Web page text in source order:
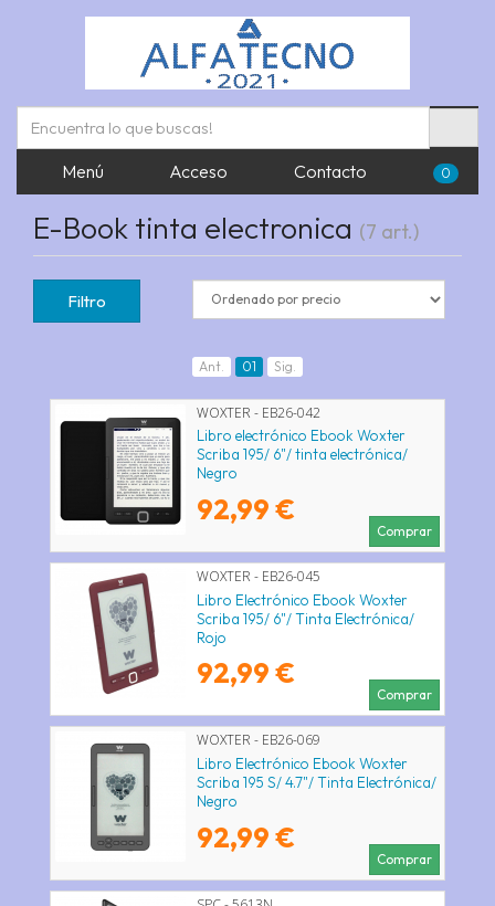
Menú Acceso Contacto 0
E-Book tinta electronica (7 art.)
Filtro
Ant. 01 Sig.
WOXTER - EB26-042
Libro electrónico Ebook Woxter
Scriba 195/ 6"/ tinta electrónica/
Negro
92,99 €
Comprar
WOXTER - EB26-045
Libro Electrónico Ebook Woxter
Scriba 195/ 6"/ Tinta Electrónica/
Rojo
92,99 €
Comprar
WOXTER - EB26-069
Libro Electrónico Ebook Woxter
Scriba 195 S/ 4.7"/ Tinta Electrónica/
Negro
92,99 €
Comprar